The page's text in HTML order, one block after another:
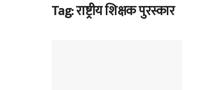
Tag:राष्ट्रीय शिक्षक पुरस्कार